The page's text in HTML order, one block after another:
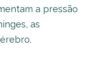
a pressão
as